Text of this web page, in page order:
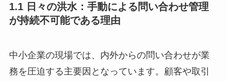
1.1 日々の洪水：手動による問い合わせ管理
が持続不可能である理由
中小企業の現場では、内外からの問い合わせが業
務を圧迫する主要因となっています。顧客や取引